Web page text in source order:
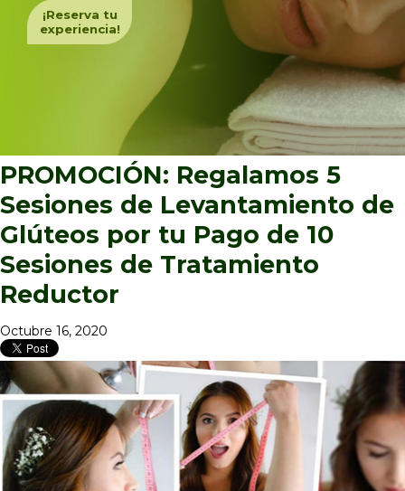
¡Reserva tu
experiencia!
PROMOCIÓN: Regalamos 5
Sesiones de Levantamiento de
Glúteos por tu Pago de 10
Sesiones de Tratamiento
Reductor
Octubre 16, 2020